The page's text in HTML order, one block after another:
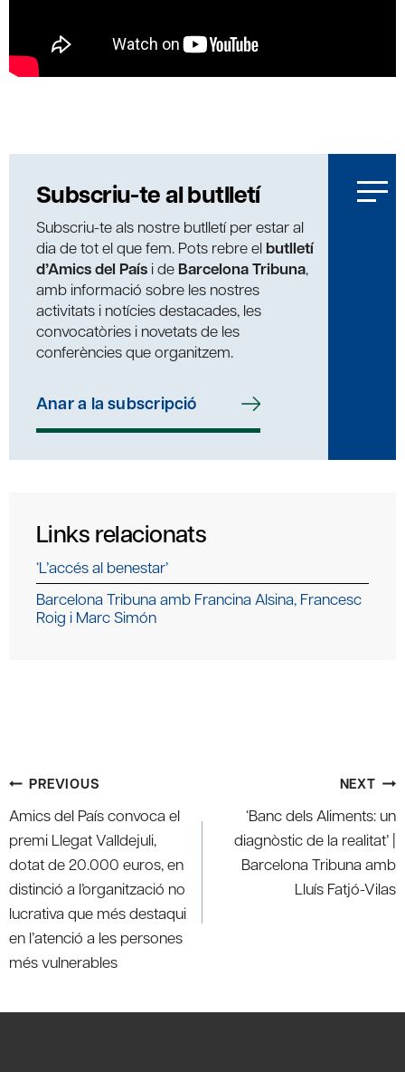
Subscriu-te al butlletí
Subscriu-te als nostre butlletí per estar al
dia de tot el que fem. Pots rebre el butlletí
d’Amics del País i de Barcelona Tribuna,
amb informació sobre les nostres
activitats i notícies destacades, les
convocatòries i novetats de les
conferències que organitzem.
Anar a la subscripció
Links relacionats
‘L’accés al benestar’
Barcelona Tribuna amb Francina Alsina, Francesc
Roig i Marc Simón
Post
navigation
PREVIOUS
Amics del País convoca el
premi Llegat Valldejuli,
dotat de 20.000 euros, en
distinció a l’organització no
lucrativa que més destaqui
en l’atenció a les persones
més vulnerables
NEXT
‘Banc dels Aliments: un
diagnòstic de la realitat’ |
Barcelona Tribuna amb
Lluís Fatjó-Vilas